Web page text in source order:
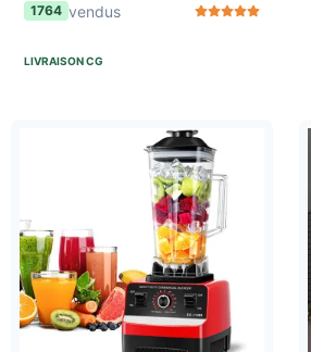
1764 vendus
LIVRAISONCG